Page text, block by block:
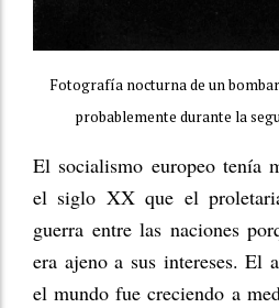
Fotografía nocturna de un
probablemente durante la
El socialismo europeo tenía
el siglo XX que el
guerra entre las naciones
era ajeno a sus intereses. El
el mundo fue creciendo a